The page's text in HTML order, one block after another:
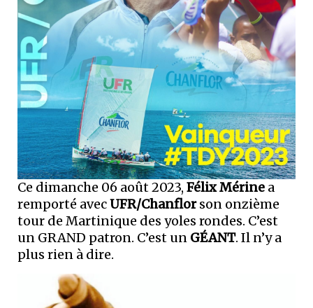
Ce dimanche 06 août 2023, Félix Mérine a
remporté avecUFR/Chanflorson onzième
tour de Martinique des yoles rondes. C’est
un GRAND patron. C’est un GÉANT. Il n’y a
plus rien à dire.